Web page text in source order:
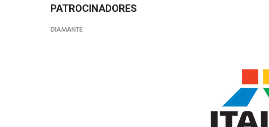
PATROCINADORES
DIAMANTE